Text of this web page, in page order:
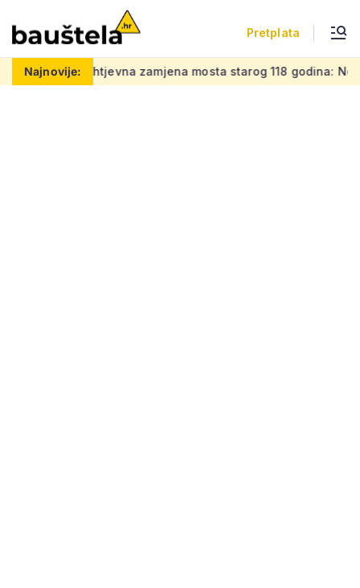
Pretplata
Najnovije:
Zahtjevna zamjena mosta starog 118 godina: Novi